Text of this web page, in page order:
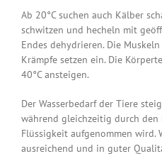
Ab 20°C suchen auch Kälber
schwitzen und hecheln mit
Endes dehydrieren. Die
Krämpfe setzen ein. Die
40°C ansteigen.
Der Wasserbedarf der Tiere
während gleichzeitig durch den
Flüssigkeit aufgenommen wird.
ausreichend und in guter